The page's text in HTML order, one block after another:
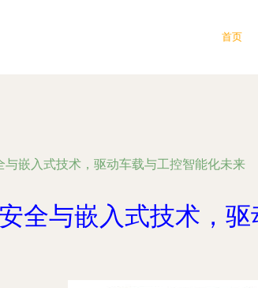
首页
与嵌入式技术，驱动车载与工控智能化未来
全与嵌入式技术，